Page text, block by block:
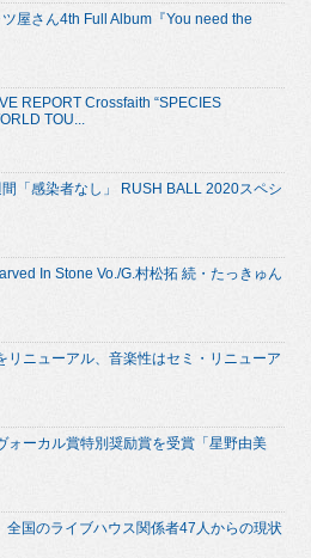
屋さん4th Full Album『You need the
REPORT Crossfaith “SPECIES
TOU...
「感染者なし」 RUSH BALL 2020スペシ
In Stone Vo./G.村松拓 続・たっきゅん
リニューアル、音楽性はセミ・リニューア
ォーカル賞特別奨励賞を受賞「星野由美
全国のライブハウス関係者47人からの現状